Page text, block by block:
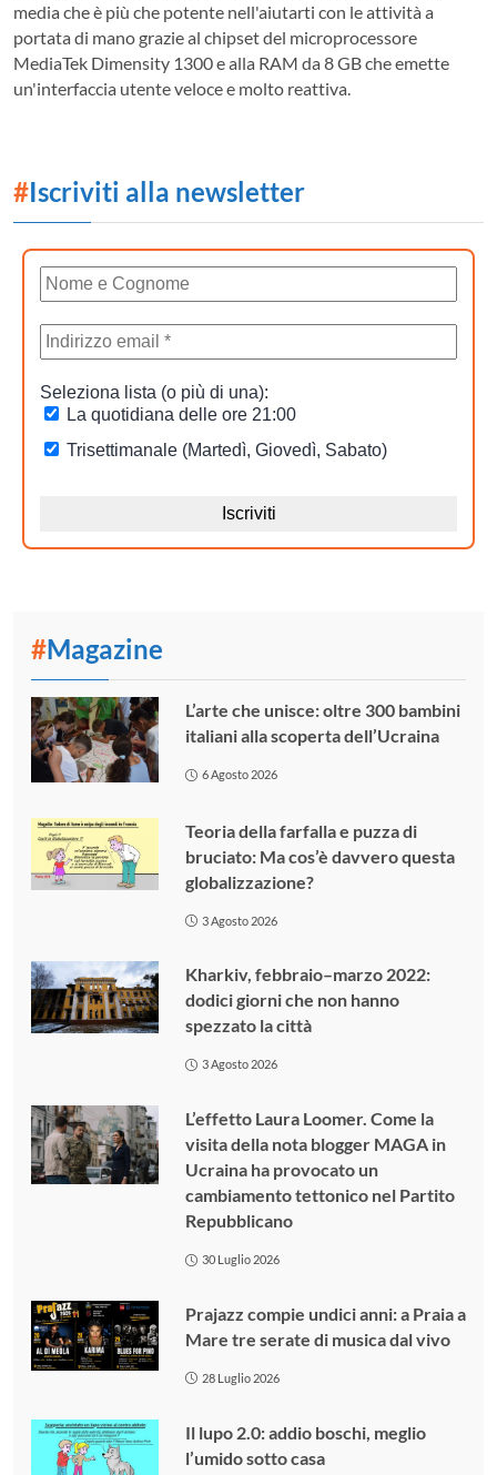
media che è più che potente nell'aiutarti con le attività a
portata di mano grazie al chipset del microprocessore
MediaTek Dimensity 1300 e alla RAM da 8 GB che emette
un'interfaccia utente veloce e molto reattiva.
#Iscriviti alla newsletter
#Magazine
L’arte che unisce: oltre 300 bambini
italiani alla scoperta dell’Ucraina
6 Agosto 2026
Teoria della farfalla e puzza di
bruciato: Ma cos’è davvero questa
globalizzazione?
3 Agosto 2026
Kharkiv, febbraio–marzo 2022:
dodici giorni che non hanno
spezzato la città
3 Agosto 2026
L’effetto Laura Loomer. Come la
visita della nota blogger MAGA in
Ucraina ha provocato un
cambiamento tettonico nel Partito
Repubblicano
30 Luglio 2026
Prajazz compie undici anni: a Praia a
Mare tre serate di musica dal vivo
28 Luglio 2026
Il lupo 2.0: addio boschi, meglio
l’umido sotto casa